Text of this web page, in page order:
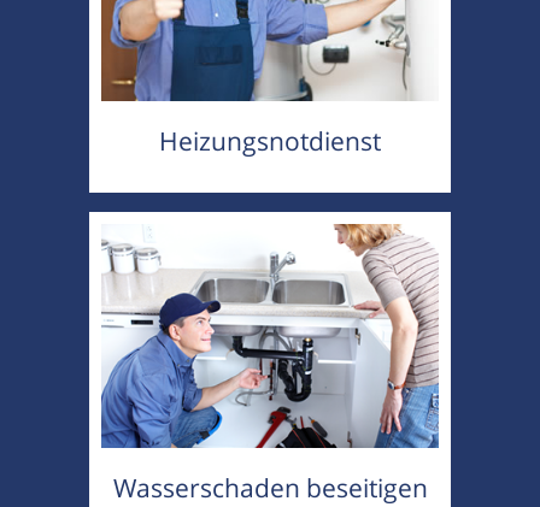
Heizungsnotdienst
Wasserschaden beseitigen